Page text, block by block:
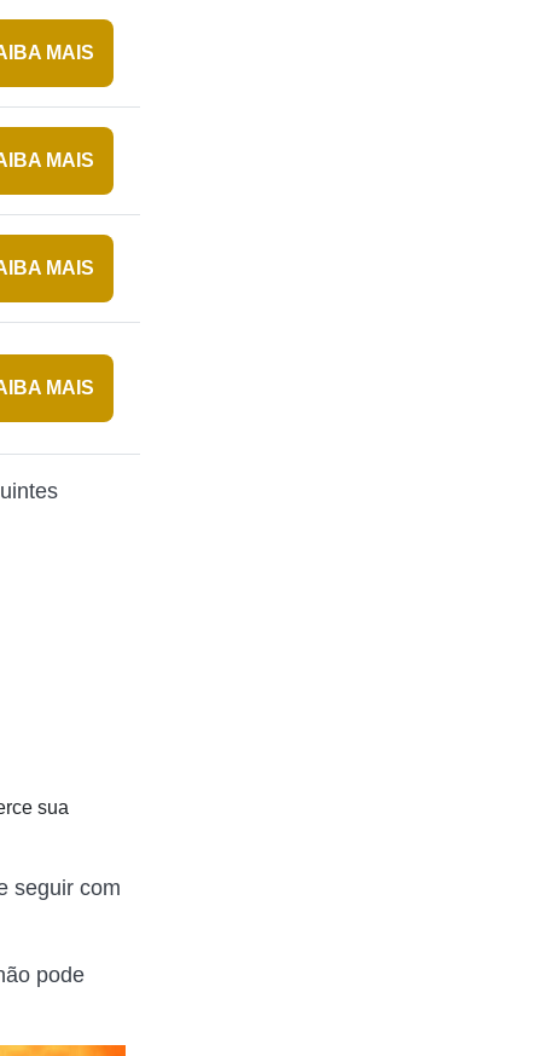
MAIS
MAIS
MAIS
MAIS
sua
seguir com
pode